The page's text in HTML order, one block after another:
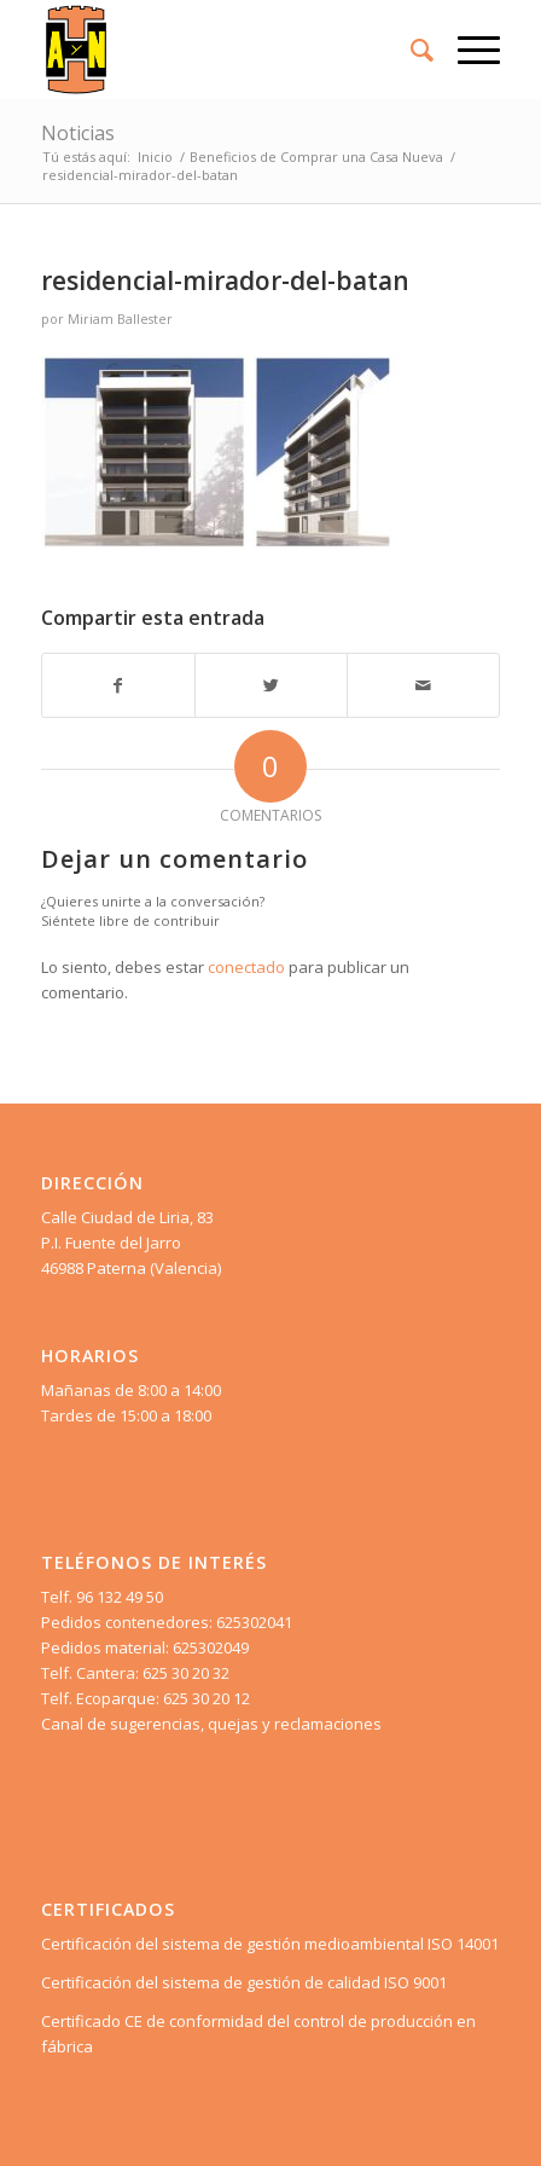
Noticias
Tú estás aquí: Inicio / Beneficios de Comprar una Casa Nueva /
residencial-mirador-del-batan
residencial-mirador-del-batan
por Miriam Ballester
Compartir esta entrada
0
COMENTARIOS
Dejar un comentario
¿Quieres unirte a la conversación?
Siéntete libre de contribuir
Lo siento, debes estar conectado para publicar un
comentario.
DIRECCIÓN
Calle Ciudad de Liria, 83
P.I. Fuente del Jarro
46988 Paterna (Valencia)
HORARIOS
Mañanas de 8:00 a 14:00
Tardes de 15:00 a 18:00
TELÉFONOS DE INTERÉS
Telf. 96 132 49 50
Pedidos contenedores: 625302041
Pedidos material: 625302049
Telf. Cantera: 625 30 20 32
Telf. Ecoparque: 625 30 20 12
Canal de sugerencias, quejas y reclamaciones
CERTIFICADOS
Certificación del sistema de gestión medioambiental ISO 14001
Certificación del sistema de gestión de calidad ISO 9001
Certificado CE de conformidad del control de producción en
fábrica